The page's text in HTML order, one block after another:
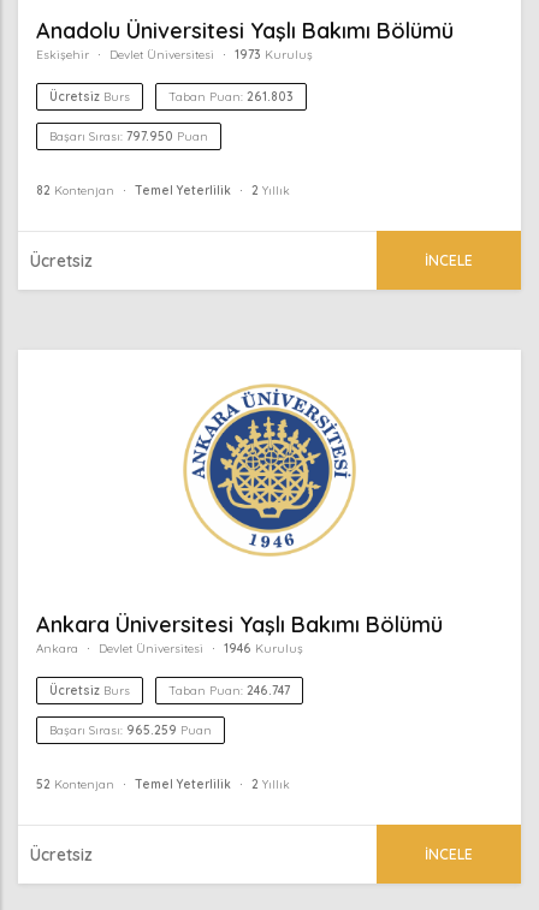
Anadolu Üniversitesi Yaşlı Bakımı Bölümü
Eskişehir Devlet Üniversitesi 1973 Kuruluş
Ücretsiz Burs Taban Puan: 261.803
Başarı Sırası: 797.950 Puan
82 Kontenjan Temel Yeterlilik 2 Yıllık
Ücretsiz İNCELE
Ankara Üniversitesi Yaşlı Bakımı Bölümü
Ankara Devlet Üniversitesi 1946 Kuruluş
Ücretsiz Burs Taban Puan: 246.747
Başarı Sırası: 965.259 Puan
52 Kontenjan Temel Yeterlilik 2 Yıllık
Ücretsiz İNCELE